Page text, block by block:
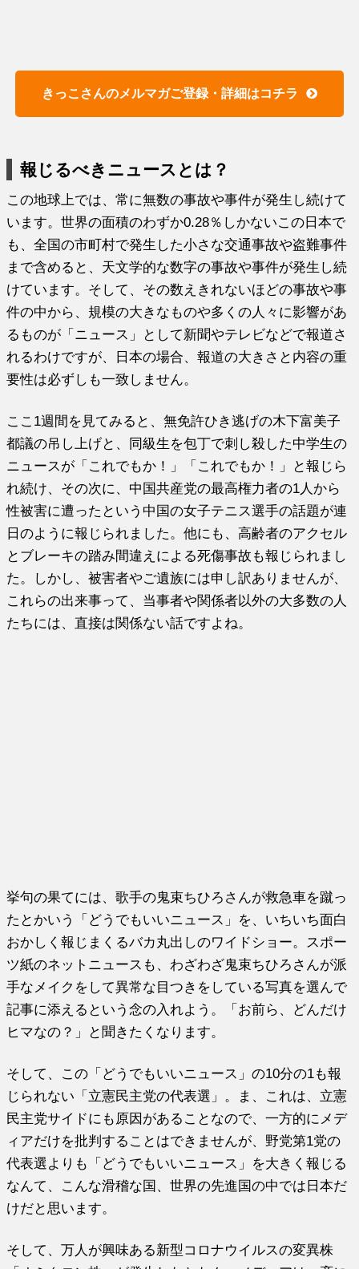
きっこさんのメルマガご登録・詳細はコチラ
報じるべきニュースとは？
この地球上では、常に無数の事故や事件が発生し続けて
います。世界の面積のわずか0.28％しかないこの日本で
も、全国の市町村で発生した小さな交通事故や盗難事件
まで含めると、天文学的な数字の事故や事件が発生し続
けています。そして、その数えきれないほどの事故や事
件の中から、規模の大きなものや多くの人々に影響があ
るものが「ニュース」として新聞やテレビなどで報道さ
れるわけですが、日本の場合、報道の大きさと内容の重
要性は必ずしも一致しません。
ここ1週間を見てみると、無免許ひき逃げの木下富美子
都議の吊し上げと、同級生を包丁で刺し殺した中学生の
ニュースが「これでもか！」「これでもか！」と報じら
れ続け、その次に、中国共産党の最高権力者の1人から
性被害に遭ったという中国の女子テニス選手の話題が連
日のように報じられました。他にも、高齢者のアクセル
とブレーキの踏み間違えによる死傷事故も報じられまし
た。しかし、被害者やご遺族には申し訳ありませんが、
これらの出来事って、当事者や関係者以外の大多数の人
たちには、直接は関係ない話ですよね。
挙句の果てには、歌手の鬼束ちひろさんが救急車を蹴っ
たとかいう「どうでもいいニュース」を、いちいち面白
おかしく報じまくるバカ丸出しのワイドショー。スポー
ツ紙のネットニュースも、わざわざ鬼束ちひろさんが派
手なメイクをして異常な目つきをしている写真を選んで
記事に添えるという念の入れよう。「お前ら、どんだけ
ヒマなの？」と聞きたくなります。
そして、この「どうでもいいニュース」の10分の1も報
じられない「立憲民主党の代表選」。ま、これは、立憲
民主党サイドにも原因があることなので、一方的にメデ
ィアだけを批判することはできませんが、野党第1党の
代表選よりも「どうでもいいニュース」を大きく報じる
なんて、こんな滑稽な国、世界の先進国の中では日本だ
けだと思います。
そして、万人が興味ある新型コロナウイルスの変異株